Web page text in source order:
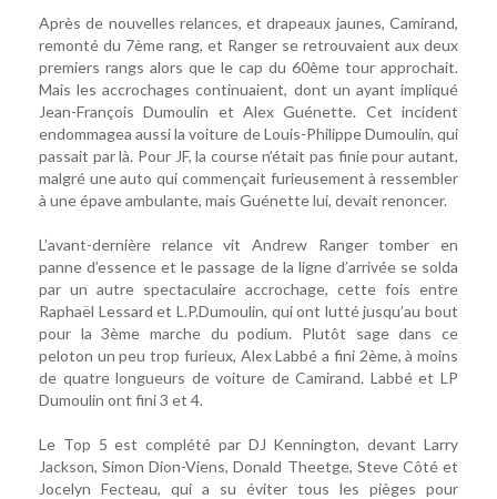
Après de nouvelles relances, et drapeaux jaunes, Camirand,
remonté du 7ème rang, et Ranger se retrouvaient aux deux
premiers rangs alors que le cap du 60ème tour approchait.
Mais les accrochages continuaient, dont un ayant impliqué
Jean-François Dumoulin et Alex Guénette. Cet incident
endommagea aussi la voiture de Louis-Philippe Dumoulin, qui
passait par là. Pour JF, la course n’était pas finie pour autant,
malgré une auto qui commençait furieusement à ressembler
à une épave ambulante, mais Guénette lui, devait renoncer.
L’avant-dernière relance vit Andrew Ranger tomber en
panne d’essence et le passage de la ligne d’arrivée se solda
par un autre spectaculaire accrochage, cette fois entre
Raphaël Lessard et L.P.Dumoulin, qui ont lutté jusqu’au bout
pour la 3ème marche du podium. Plutôt sage dans ce
peloton un peu trop furieux, Alex Labbé a fini 2ème, à moins
de quatre longueurs de voiture de Camirand. Labbé et LP
Dumoulin ont fini 3 et 4.
Le Top 5 est complété par DJ Kennington, devant Larry
Jackson, Simon Dion-Viens, Donald Theetge, Steve Côté et
Jocelyn Fecteau, qui a su éviter tous les pièges pour